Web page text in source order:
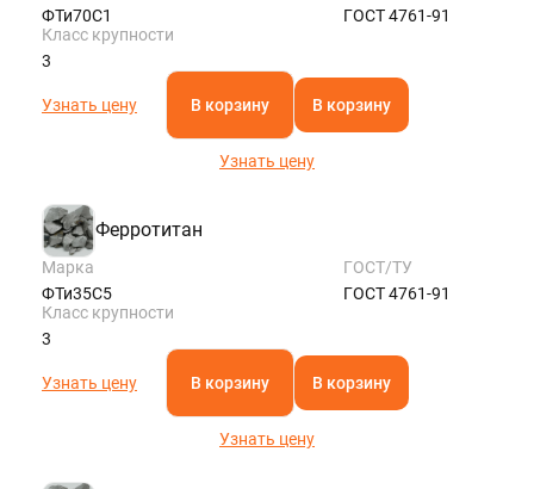
ФТи70С1
ГОСТ 4761-91
Класс крупности
3
Узнать цену В корзину В корзину
Узнать цену
Ферротитан
Марка
ФТи35С5
ГОСТ/ТУ
ГОСТ 4761-91
Класс крупности
3
Узнать цену В корзину В корзину
Узнать цену